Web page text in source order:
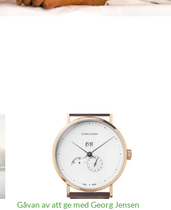
Gåvan av att ge med Georg Jensen